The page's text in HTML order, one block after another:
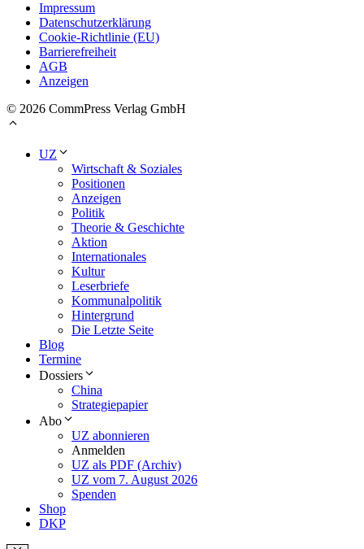
Impressum
Datenschutzerklärung
Cookie-Richtlinie (EU)
Barrierefreiheit
AGB
Anzeigen
© 2026 CommPress Verlag GmbH
UZ
Wirtschaft & Soziales
Positionen
Anzeigen
Politik
Theorie & Geschichte
Aktion
Internationales
Kultur
Leserbriefe
Kommunalpolitik
Hintergrund
Die Letzte Seite
Blog
Termine
Dossiers
China
Strategiepapier
Abo
UZ abonnieren
Anmelden
UZ als PDF (Archiv)
UZ vom 7. August 2026
Spenden
Shop
DKP